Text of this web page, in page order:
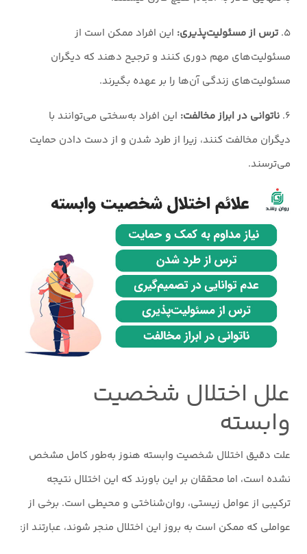
۵. ترس از مسئولیت‌پذیری: این افراد ممکن است از
مسئولیت‌های مهم دوری کنند و ترجیح دهند که دیگران
مسئولیت‌های زندگی آن‌ها را بر عهده بگیرند.
۶. ناتوانی در ابراز مخالفت: این افراد به‌سختی می‌توانند با
دیگران مخالفت کنند، زیرا از طرد شدن و از دست دادن حمایت
می‌ترسند.
علل اختلال شخصیت
وابسته
علت دقیق اختلال شخصیت وابسته هنوز به‌طور کامل مشخص
نشده است، اما محققان بر این باورند که این اختلال نتیجه
ترکیبی از عوامل زیستی، روان‌شناختی و محیطی است. برخی از
عواملی که ممکن است به بروز این اختلال منجر شوند، عبارتند از: